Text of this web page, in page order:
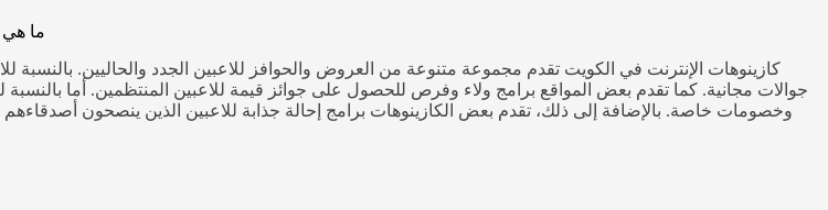
ما هي
كازينوهات الإنترنت في الكويت تقدم مجموعة متنوعة من العروض والحوافز للاعبين الجدد والحاليين.
جوالات مجانية. كما تقدم بعض المواقع برامج ولاء وفرص للحصول على جوائز قيمة للاعبين المنتظمين. أما بالنسبة
وخصومات خاصة. بالإضافة إلى ذلك، تقدم بعض الكازينوهات برامج إحالة جذابة للاعبين الذين ينصحون